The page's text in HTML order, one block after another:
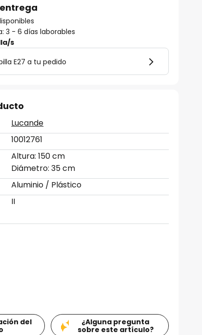
3 - 6 días laborables
s
E27 a tu pedido
Lucande
10012761
Altura: 150 cm
Diámetro: 35 cm
Aluminio / Plástico
II
del
¿Alguna pregunta
sobre este artículo?